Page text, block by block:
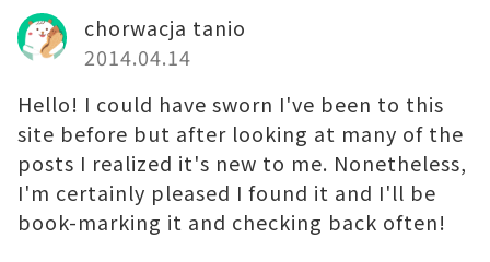
chorwacja tanio
2014.04.14
Hello! I could have sworn I've been to this
site before but after looking at many of the
posts I realized it's new to me. Nonetheless,
I'm certainly pleased I found it and I'll be
book-marking it and checking back often!